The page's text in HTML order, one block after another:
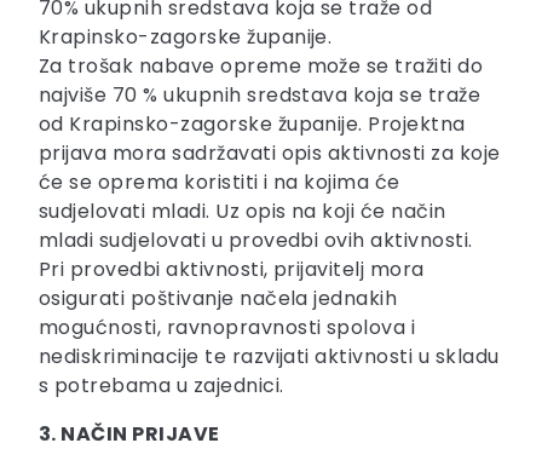
70% ukupnih sredstava koja se traže od
Krapinsko-zagorske županije.
Za trošak nabave opreme može se tražiti do
najviše 70 % ukupnih sredstava koja se traže
od Krapinsko-zagorske županije. Projektna
prijava mora sadržavati opis aktivnosti za koje
će se oprema koristiti i na kojima će
sudjelovati mladi. Uz opis na koji će način
mladi sudjelovati u provedbi ovih aktivnosti.
Pri provedbi aktivnosti, prijavitelj mora
osigurati poštivanje načela jednakih
mogućnosti, ravnopravnosti spolova i
nediskriminacije te razvijati aktivnosti u skladu
s potrebama u zajednici.
3. NAČIN PRIJAVE